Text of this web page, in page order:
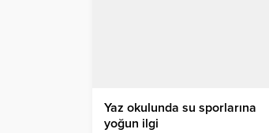
Yaz okulunda su sporlarına
yoğun ilgi